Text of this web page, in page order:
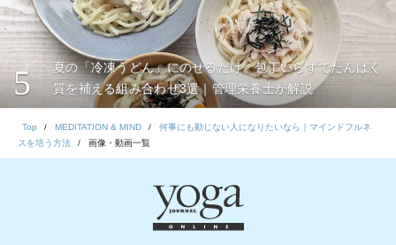
5
夏の「冷凍うどん」にのせるだけ。包丁いらずでたんぱく
質を補える組み合わせ3選｜管理栄養士が解説
Top MEDITATION & MIND
何事にも動じない人になりたいなら｜マインドフルネ
スを培う方法
画像・動画一覧